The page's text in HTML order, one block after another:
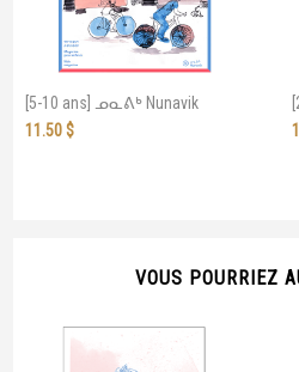
[5-10 ans] ᓄᓇᕕᒃ Nunavik
11.50$
VOUS POURRIEZ